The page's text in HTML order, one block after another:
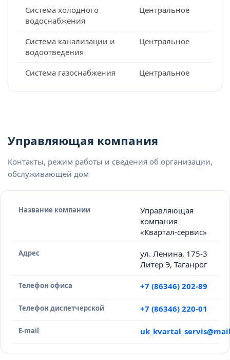
Система холодного
водоснабжения
Центральное
Система канализации и
водоотведения
Центральное
Система газоснабжения Центральное
Управляющая компания
Контакты, режим работы и сведения об организации,
обслуживающей дом
Название компании
Управляющая
компания
«Квартал-сервис»
Адрес
ул. Ленина, 175-3
Литер Э, Таганрог
Телефон офиса +7 (86346) 202-89
Телефон диспетчерской +7 (86346) 220-01
E-mail